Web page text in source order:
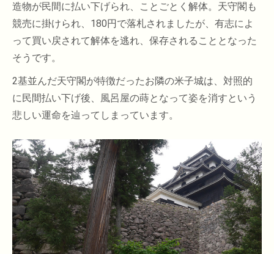
造物が民間に払い下げられ、ことごとく解体。天守閣も
競売に掛けられ、180円で落札されましたが、有志によ
って買い戻されて解体を逃れ、保存されることとなった
そうです。
2基並んだ天守閣が特徴だったお隣の米子城は、対照的
に民間払い下げ後、風呂屋の蒔となって姿を消すという
悲しい運命を辿ってしまっています。